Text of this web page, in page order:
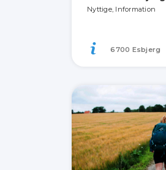
Nyttige, Information
6700 Esbjerg